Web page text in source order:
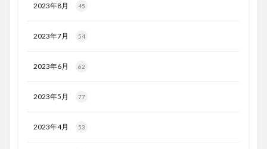
2023年8月 45
2023年7月 54
2023年6月 62
2023年5月 77
2023年4月 53